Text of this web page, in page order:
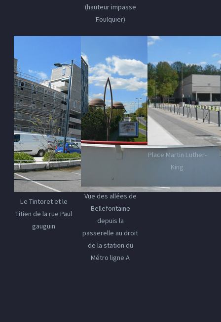
(hauteur impasse
Foulquier)
Le Tintoret et le
Titien de la rue Paul
gauguin
Vue des allées de
Bellefontaine
depuis la
passerelle au droit
de la station du
Métro ligne A
Place Martin Luther-
King